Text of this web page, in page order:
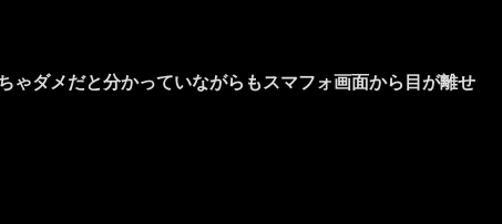
ダメだと分かっていながらもスマフォ画面から目が離せ